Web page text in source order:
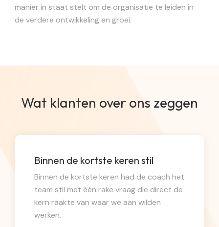
manier in staat stelt om de organisatie te leiden in
de verdere ontwikkeling en groei.
Wat klanten over ons zeggen
Binnen de kortste keren stil
Binnen de kortste keren had de coach het
team stil met één rake vraag die direct de
kern raakte van waar we aan wilden
werken.